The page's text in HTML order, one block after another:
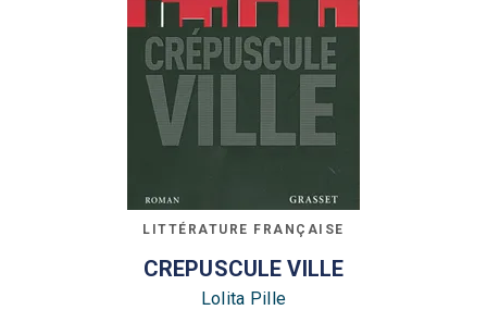
LITTÉRATURE FRANÇAISE
CREPUSCULE VILLE
Lolita Pille